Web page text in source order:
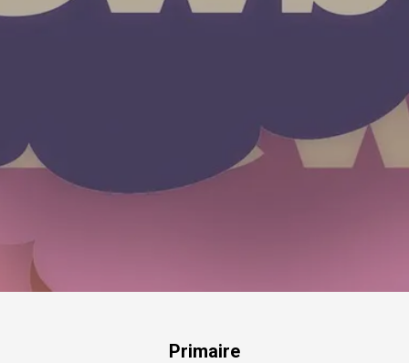
Primaire